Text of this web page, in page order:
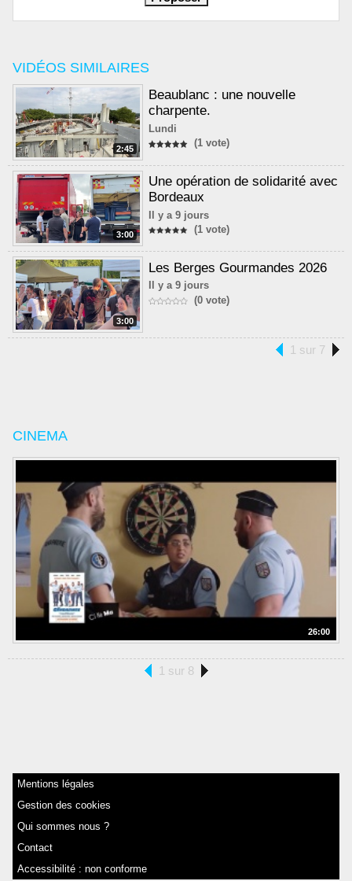
VIDÉOS SIMILAIRES
2:45
Beaublanc : une nouvelle
charpente.
Lundi
(1 vote)
3:00
Une opération de solidarité avec
Bordeaux
Il y a 9 jours
(1 vote)
3:00
Les Berges Gourmandes 2026
Il y a 9 jours
(0 vote)
1 sur 7
CINEMA
26:00
1 sur 8
Mentions légales
Gestion des cookies
Qui sommes nous ?
Contact
Accessibilité : non conforme